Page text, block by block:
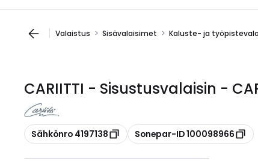
Valaistus Sisävalaisimet Kaluste- ja
CARIITTI - Sisustusvalaisin -
Kopioi
Sähkönro 4197138 Kopioi
Sonepar-ID 100098966